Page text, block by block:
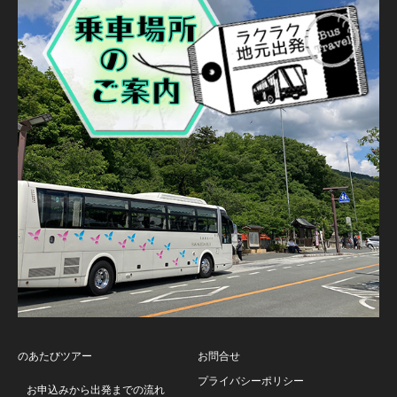
のあたびツアー
お申込みから出発までの流れ
お問合せ
プライバシーポリシー